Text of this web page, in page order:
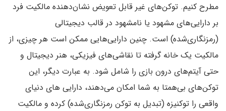
مطرح کنیم. توکن‌های غیر قابل تعویض نشان‌دهنده مالکیت فرد
بر دارایی‌های مشهود یا نامشهود در قالب دیجیتالی
(رمزنگاری‌شده) است. چنین دارایی‌هایی ممکن است هر چیزی، از
مالکیت یک خانه گرفته تا نقاشی‌های فیزیکی، هنر دیجیتال و
حتی آیتم‌های درون بازی را شامل شود. به عبارت دیگر، این
توکن‌های بی‌همتا به شما امکان می‌دهند، دارایی های دنیای
واقعی را توکنیزه (تبدیل به توکن رمزنگاری‌شده) کرده و مالکیت